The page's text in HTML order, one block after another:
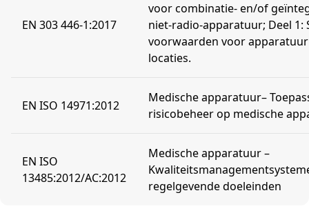
EN 303 446-1:2017
voor combinatie- en/of
niet-radio-apparatuur; Deel 1:
voorwaarden voor
locaties.
EN ISO 14971:2012
Medische apparatuur–
risicobeheer op medische
EN ISO
13485:2012/AC:2012
Medische apparatuur –
regelgevende doeleinden